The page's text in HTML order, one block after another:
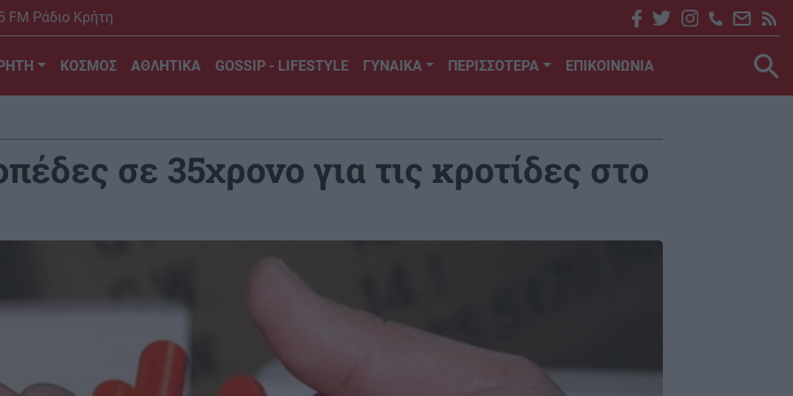
FM Ράδιο Κρήτη
ΚΟΣΜΟΣ ΑΘΛΗΤΙΚΑ GOSSIP - LIFESTYLE ΓΥΝΑΙΚΑ ΠΕΡΙΣΣΟΤΕΡΑ ΕΠΙΚΟΙΝΩΝΙΑ
σε 35χρονο για τις κροτίδες στο